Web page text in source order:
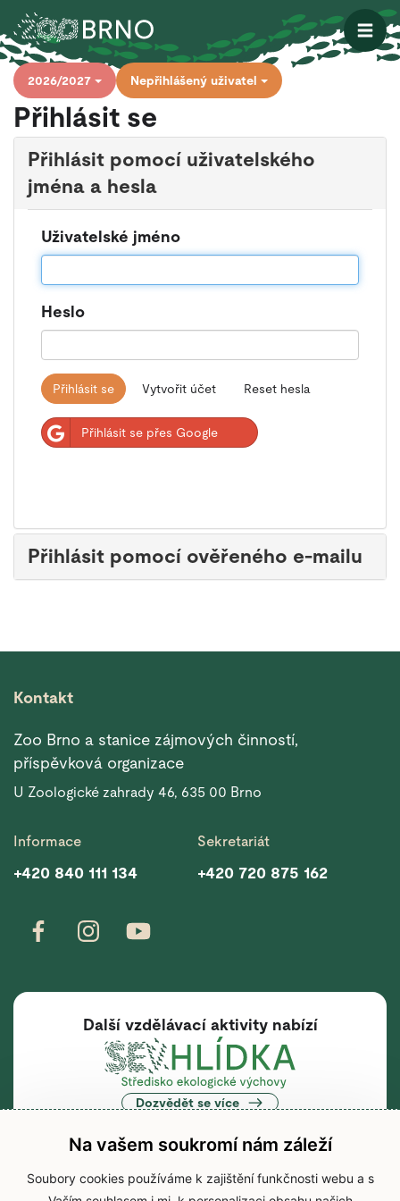
2026/2027 Nepřihlášený uživatel
Otevřít
Přihlásit se
Přihlásit pomocí uživatelského
jména a hesla
Uživatelské jméno
Heslo
Přihlásit se Vytvořit účet Reset hesla
Přihlásit se přes Google
Přihlásit pomocí ověřeného e-mailu
Kontakt
Zoo Brno a stanice zájmových činností,
příspěvková organizace
U Zoologické zahrady 46, 635 00 Brno
Informace
+420 840 111 134
Sekretariát
+420 720 875 162
Další vzdělávací aktivity nabízí
Dozvědět se více
Na vašem soukromí nám záleží
Soubory cookies používáme k zajištění funkčnosti webu a s